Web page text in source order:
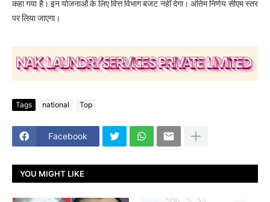
कहा गया है। इन योजनाओं के लिए वित्त विभाग बजट नहीं देगा। अंतिम निर्णय सीएम स्तर
पर लिया जाएगा।
Tags national Top
Facebook
YOU MIGHT LIKE